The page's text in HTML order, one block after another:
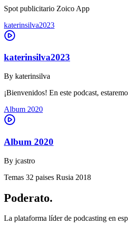
Spot publicitario Zoico App
katerinsilva2023
katerinsilva2023
By katerinsilva
¡Bienvenidos! En este podcast,
Album 2020
Album 2020
By jcastro
Temas 32 paises Rusia 2018
Poderato.
La plataforma líder de podcasting en